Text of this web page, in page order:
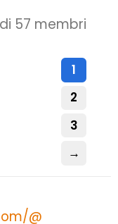
57 membri
1
2
3
→
@